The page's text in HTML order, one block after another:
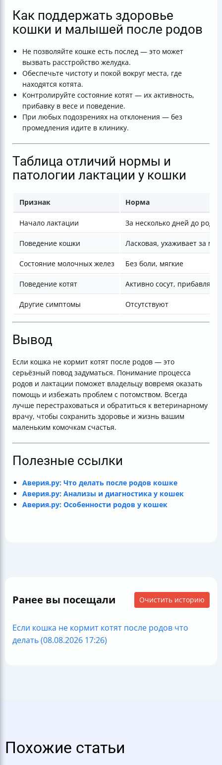
Как поддержать здоровье
кошки и малышей после родов
Не позволяйте кошке есть послед — это может
вызвать расстройство желудка.
Обеспечьте чистоту и покой вокруг места, где
находятся котята.
Контролируйте состояние котят — их активность,
прибавку в весе и поведение.
При любых подозрениях на отклонения — без
промедления идите в клинику.
Таблица отличий нормы и
патологии лактации у кошки
Признак Норма
Начало лактации За несколько дней до
Поведение кошки Ласковая, ухаживает за
Состояние молочных желез Без боли, мягкие
Поведение котят Активно сосут, прибавляют
Другие симптомы Отсутствуют
Вывод
Если кошка не кормит котят после родов — это
серьёзный повод задуматься. Понимание процесса
родов и лактации поможет владельцу вовремя оказать
помощь и избежать проблем с потомством. Всегда
лучше перестраховаться и обратиться к ветеринарному
врачу, чтобы сохранить здоровье и жизнь вашим
маленьким комочкам счастья.
Полезные ссылки
Аверия.ру: Что делать после родов кошке
Аверия.ру: Анализы и диагностика у кошек
Аверия.ру: Особенности родов у кошек
Ранее вы посещали Очистить историю
Если кошка не кормит котят после родов что
делать (08.08.2026 17:26)
Похожие статьи